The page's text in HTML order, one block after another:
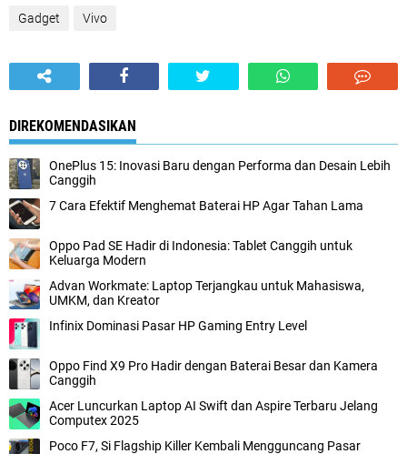
Gadget Vivo
DIREKOMENDASIKAN
OnePlus 15: Inovasi Baru dengan Performa dan Desain Lebih
Canggih
7 Cara Efektif Menghemat Baterai HP Agar Tahan Lama
Oppo Pad SE Hadir di Indonesia: Tablet Canggih untuk
Keluarga Modern
Advan Workmate: Laptop Terjangkau untuk Mahasiswa,
UMKM, dan Kreator
Infinix Dominasi Pasar HP Gaming Entry Level
Oppo Find X9 Pro Hadir dengan Baterai Besar dan Kamera
Canggih
Acer Luncurkan Laptop AI Swift dan Aspire Terbaru Jelang
Computex 2025
Poco F7, Si Flagship Killer Kembali Mengguncang Pasar